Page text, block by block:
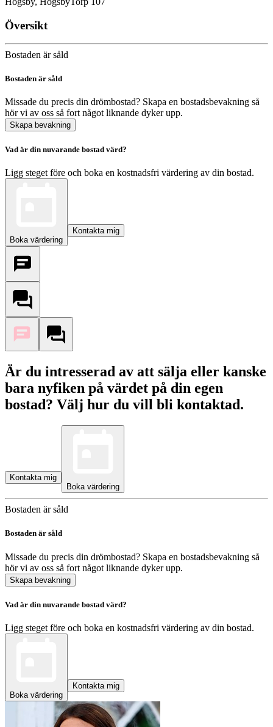
Översikt
Bostaden är såld
Bostaden är såld
Missade du precis din drömbostad? Skapa en bostadsbevakning så
hör vi av oss så fort något liknande dyker upp.
Skapa bevakning
Vad är din nuvarande bostad värd?
Ligg steget före och boka en kostnadsfri värdering av din bostad.
Boka värdering
Kontakta mig
Är du intresserad av att sälja eller kanske
bara nyfiken på värdet på din egen
bostad? Välj hur du vill bli kontaktad.
Kontakta mig
Boka värdering
Bostaden är såld
Bostaden är såld
Missade du precis din drömbostad? Skapa en bostadsbevakning så
hör vi av oss så fort något liknande dyker upp.
Skapa bevakning
Vad är din nuvarande bostad värd?
Ligg steget före och boka en kostnadsfri värdering av din bostad.
Boka värdering
Kontakta mig